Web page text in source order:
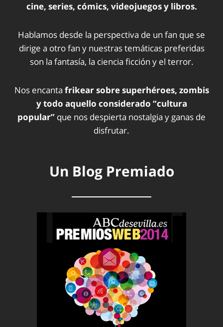
cine, series, cómics, videojuegos y libros.
Hablamos desde la perspectiva de un fan que se
dirige a otro fan y nuestras temáticas preferidas
son la fantasía, la ciencia ficción y el terror.
Nos encanta frikear sobre superhéroes, zombis
y todo aquello considerado “cultura
popular” que nos despierta nostalgia y ganas de
disfrutar.
Un Blog Premiado